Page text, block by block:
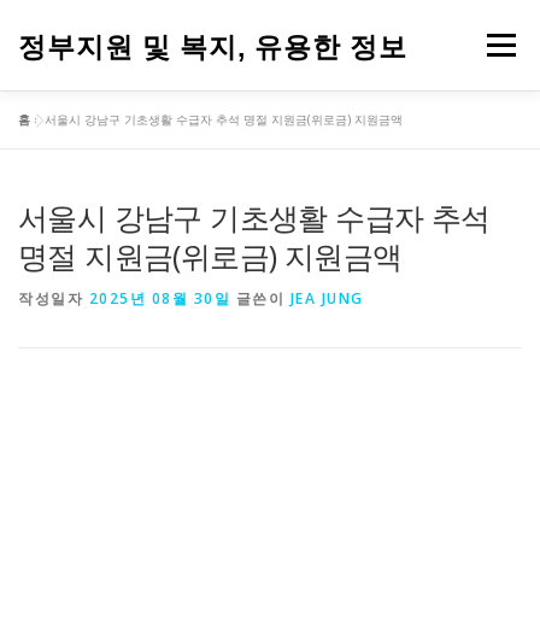
정부지원 및 복지, 유용한 정보 메뉴
홈 »서울시 강남구 기초생활 수급자 추석 명절 지원금(위로금) 지원금액
서울시 강남구 기초생활 수급자 추석
명절 지원금(위로금) 지원금액
작성일자 2025년 08월 30일 글쓴이 JEA JUNG